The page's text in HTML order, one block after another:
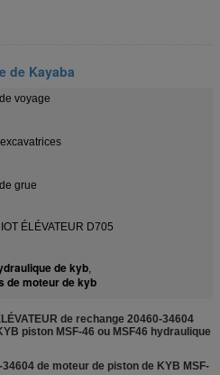
de Kayaba
voyage
grue
ÉLÉVATEUR D705
de kyb,
de moteur de kyb
de rechange 20460-34604
piston MSF-46 ou MSF46 hydraulique
de moteur de piston de KYB MSF-